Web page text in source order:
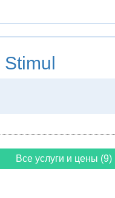
Stimul
Все услуги и цены (9)